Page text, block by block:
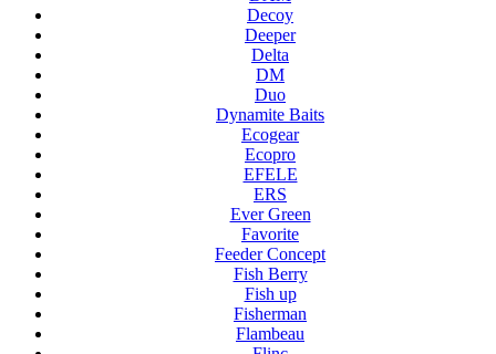
Decoy
Deeper
Delta
DM
Duo
Dynamite Baits
Ecogear
Ecopro
EFELE
ERS
Ever Green
Favorite
Feeder Concept
Fish Berry
Fish up
Fisherman
Flambeau